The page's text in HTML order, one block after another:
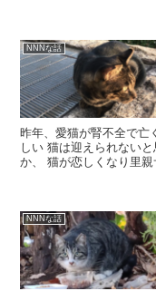
NNNな話
昨年、愛猫が腎不全で亡
しい 猫は迎えられない
か、 猫が恋しくなり里
NNNな話